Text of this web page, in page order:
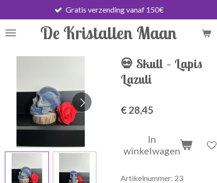
direct
naar
hoofdinhoud
De Kristallen Maan
Gratis verzending vanaf 150€
💀 Skull – Lapis
Lazuli
€ 28,45
In
winkelwagen
Artikelnummer: 23